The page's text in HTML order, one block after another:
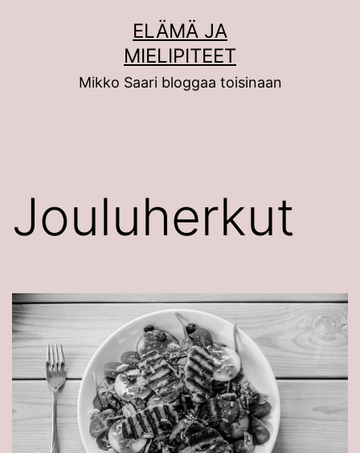
ELÄMÄ JA
MIELIPITEET
Mikko Saari bloggaa toisinaan
Jouluherkut